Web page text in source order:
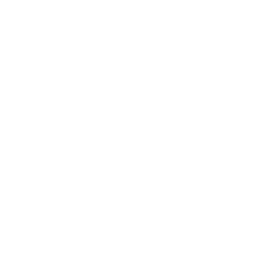
Stornierungen müssen online, in
In besonderen Fällen, wie z.B.
Zahlungen erfolgen vor oder nach der
Wir behalten uns das Recht vor, diese
Für Fragen zu diesen AGB oder zu den